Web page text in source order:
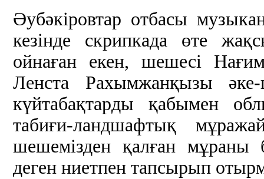
Әубәкіровтар отбасы
кезінде скрипкада өте
ойнаған екен, шешесі
Ленста Рахымжанқызы
күйтабақтарды қабымен
табиғи-ландшафтық
шешемізден қалған мұраны
деген ниетпен тапсырып